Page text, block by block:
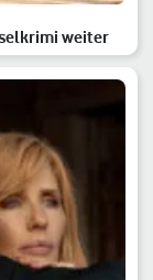
weiter